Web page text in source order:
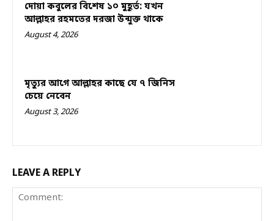
দোয়া কবুলের বিশেষ ১০ মুহূর্ত: যখন
আল্লাহর রহমতের দরজা উন্মুক্ত থাকে
August 4, 2026
মৃত্যুর আগে আল্লাহর কাছে যে ৭ জিনিস
চেয়ে নেবেন
August 3, 2026
LEAVE A REPLY